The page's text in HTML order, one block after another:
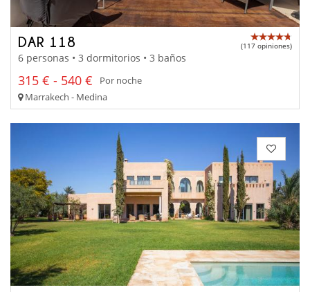
DAR 118 (117 opiniones)
6 personas • 3 dormitorios • 3 baños
315 € - 540 €
Por noche
Marrakech - Medina